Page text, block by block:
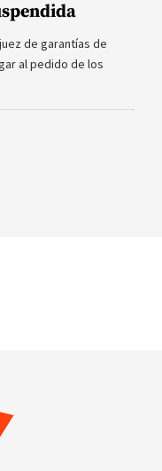
de garantías de
al pedido de los